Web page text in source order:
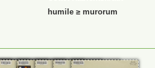
humile ≥ murorum